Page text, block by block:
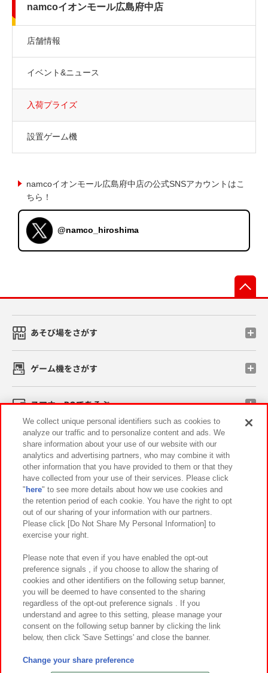
namcoイオンモール広島府中店
店舗情報
イベント&ニュース
入荷プライズ
設置ゲーム機
namcoイオンモール広島府中店の公式SNSアカウントはこ
ちら！
@namco_hiroshima
あそび場をさがす
ゲーム機をさがす
スマホ・PCであそぶ
イベント・キャンペーン
関連会社 サステナビリティ サイトポリシー
プライバシーポリシー ウェブアクセシビリティ方針と検証結果
お取引先さまとともに
カスタマーハラスメント対応方針 よくあるご質問・お問い合わせ
©Bandai Namco Amusement Inc.
©Bandai Namco Amusement Lab Inc.
We collect unique personal identifiers such as cookies to
analyze our traffic and to personalize content and ads. We
share information about your use of our website with our
analytics and advertising partners, who may combine it with
other information that you have provided to them or that they
have collected from your use of their services. Please click
" here" to see more details about how we use cookies and
the retention period of each cookie. You have the right to opt
out of our sharing of your information with our partners.
Please click [Do Not Share My Personal Information] to
exercise your right.
Please note that even if you have enabled the opt-out
preference signals , if you choose to allow the sharing of
cookies and other identifiers on the following setup banner,
you will be deemed to have consented to the sharing
regardless of the opt-out preference signals . If you
understand and agree to this setting, please manage your
consent on the following setup banner by clicking the link
below, then click 'Save Settings' and close the banner.
Change your share preference